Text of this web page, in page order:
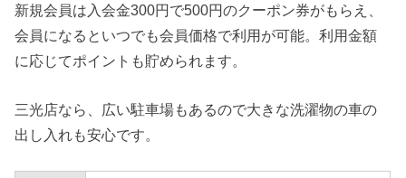
新規会員は入会金300円で500円のクーポン券がもらえ、
会員になるといつでも会員価格で利用が可能。利用金額
に応じてポイントも貯められます。
三光店なら、広い駐車場もあるので大きな洗濯物の車の
出し入れも安心です。